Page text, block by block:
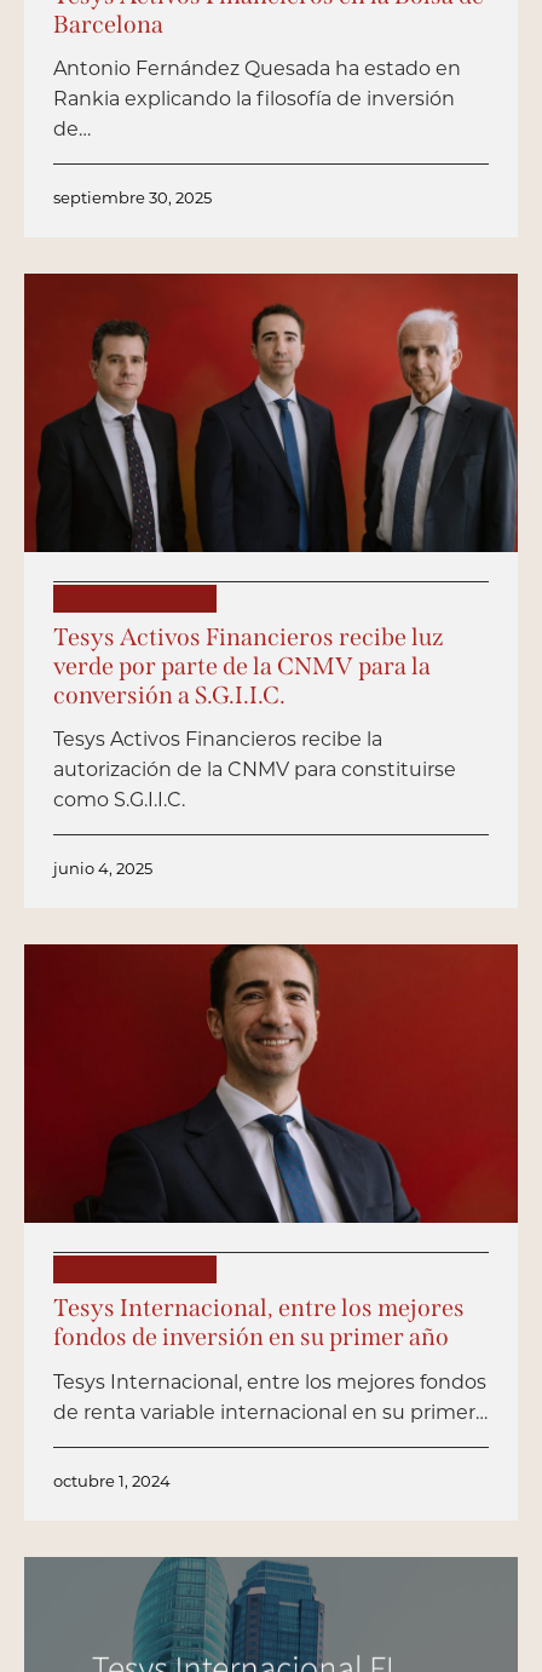
Barcelona
Antonio Fernández Quesada ha estado en
Rankia explicando la filosofía de inversión
de…
septiembre 30, 2025
Tesys Activos Financieros recibe luz
verde por parte de la CNMV para la
conversión a S.G.I.I.C.
Tesys Activos Financieros recibe la
autorización de la CNMV para constituirse
como S.G.I.I.C.
junio 4, 2025
Tesys Internacional, entre los mejores
fondos de inversión en su primer año
Tesys Internacional, entre los mejores fondos
de renta variable internacional en su primer…
octubre 1, 2024